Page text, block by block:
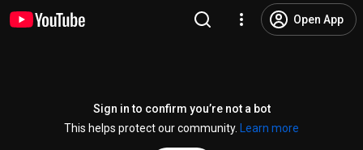
Open App
Sign in to confirm you’re not a bot
This helps protect our community.
Learn more